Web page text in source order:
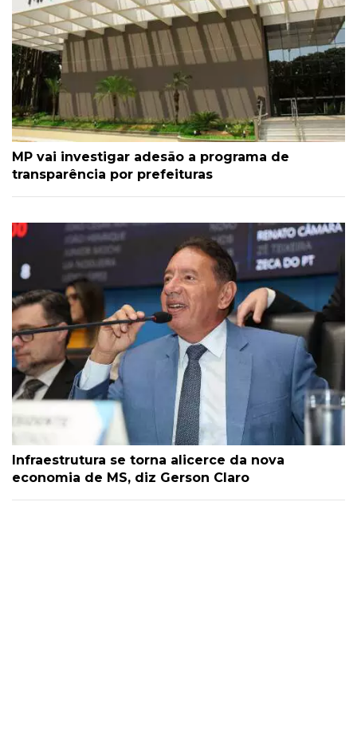
MP vai investigar adesão a programa de
transparência por prefeituras
Infraestrutura se torna alicerce da nova
economia de MS, diz Gerson Claro